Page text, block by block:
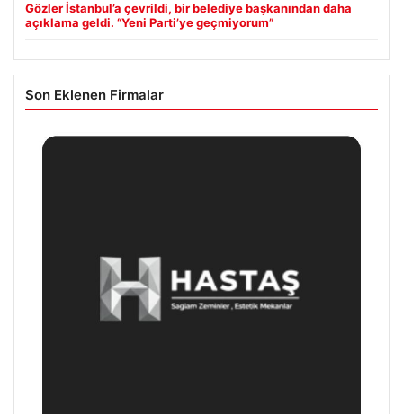
Gözler İstanbul’a çevrildi, bir belediye başkanından daha
açıklama geldi. “Yeni Parti’ye geçmiyorum”
Son Eklenen Firmalar